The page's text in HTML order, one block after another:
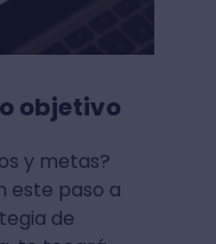
objetivo
y metas?
este paso a
de